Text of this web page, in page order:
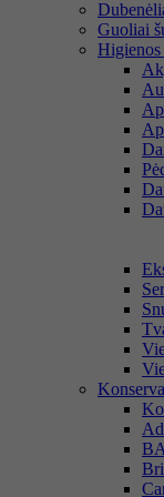
Guoliai
Higienos